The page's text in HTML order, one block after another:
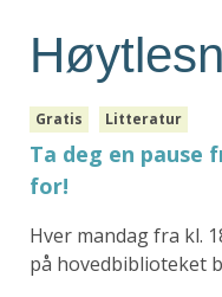
Gratis Litteratur
Ta deg en pause
for!
Hver mandag fra kl.
på hovedbiblioteket